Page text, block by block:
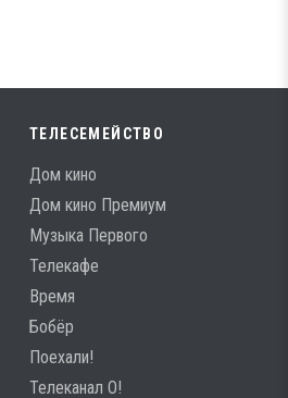
ТЕЛЕСЕМЕЙСТВО
Дом кино
Дом кино Премиум
Музыка Первого
Телекафе
Время
Бобёр
Поехали!
Телеканал О!